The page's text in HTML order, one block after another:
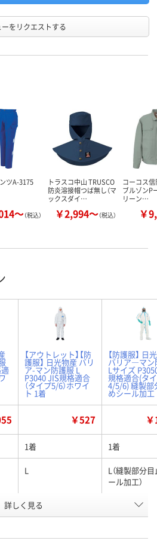
ーをリクエストする
ツA-3175
～（税込）
トラスコ中山 TRUSCO
防炎溶接帽つば無し（マ
ックスダイ…
￥2,994～（税込）
コーコス
ブルゾンP
リーン…
￥
【アウトレット】【防
護服】 日光物産 バリ
ア-マン防護服 L
P3040 JIS規格適合
（タイプ5/6）ホワイ
ト 1着
【防護服】 日
バリア―マン
Lサイズ
規格適合(タ
4/5/6) 縫製部
めシール加工
￥527
1着 1着
L
L（縫製部分
ール加工）
AX28023 AH70875
詳しく見る